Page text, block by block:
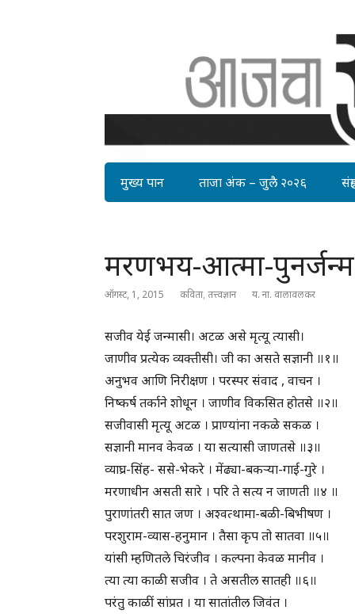
मुख्य पान ताजा अंक – जुलै २०२६
मरणभय-आत्मा-पुनर्जन्म
ऑगस्ट, 1, 2015 कविता, तत्त्वज्ञान य. ना. वालावलकर
सजीव येई जन्मासी। अटळ असे मृत्यू त्यासी।
जाणीव प्रत्येक व्यक्तीसी। जी का असते सज्ञानी ॥१॥
अनुभव आणि निरीक्षण । परस्पर संवाद , वाचन ।
निष्कर्ष तर्काने शोधून । जाणीव विकसित होतसे ॥२॥
सजीवासी मृत्यू अटळ । प्राण्यांना नकळे सकळ ।
सज्ञानी मानव केवळ । या सत्यासी जाणतसे ॥३॥
व्याघ्र-सिंह- ससे-भेकरे । मेंढ्या-बकर्‍या-गाई-गुरे ।
मरणाधीन असती सारे । परि ते सत्य न जाणती ॥४ ॥
पुराणांतरी सात जण । अश्वत्थामा-बळी-बिभीषण ।
परशुराम-व्यास-हनुमान । तैसा कृप तो सातवा ॥५॥
यांसी म्हणितले चिरंजीव । कल्पना केवळ मानीव ।
त्या त्या काळी सजीव । ते असतील सातही ॥६॥
परंतु काळीं सांप्रत । या सातांतील जिवंत ।